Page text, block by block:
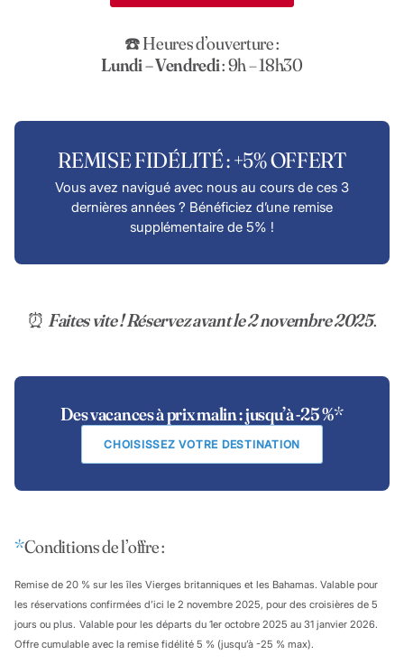
☎️ Heures d’ouverture :
Lundi – Vendredi: 9h – 18h30
REMISE FIDÉLITÉ : +5% OFFERT
Vous avez navigué avec nous au cours de ces 3
dernières années ? Bénéficiez d’une remise
supplémentaire de 5% !
⏰ Faites vite ! Réservez avant le 2 novembre 2025.
Des vacances à prix malin : jusqu’à -25 %*
CHOISISSEZ VOTRE DESTINATION
*Conditions de l’offre :
Remise de 20 % sur les îles Vierges britanniques et les Bahamas. Valable pour
les réservations confirmées d’ici le 2 novembre 2025, pour des croisières de 5
jours ou plus. Valable pour les départs du 1er octobre 2025 au 31 janvier 2026.
Offre cumulable avec la remise fidélité 5 % (jusqu’à -25 % max).